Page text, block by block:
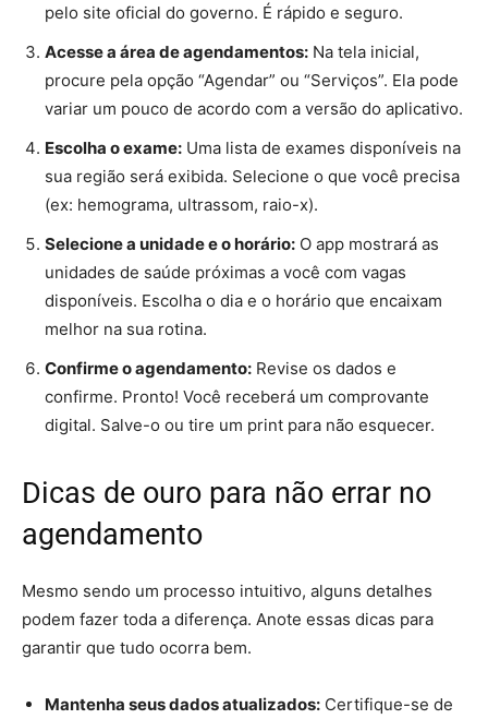
pelo site oficial do governo. É rápido e seguro.
Acesse a área de agendamentos: Na tela inicial,
procure pela opção “Agendar” ou “Serviços”. Ela pode
variar um pouco de acordo com a versão do aplicativo.
Escolha o exame: Uma lista de exames disponíveis na
sua região será exibida. Selecione o que você precisa
(ex: hemograma, ultrassom, raio-x).
Selecione a unidade e o horário: O app mostrará as
unidades de saúde próximas a você com vagas
disponíveis. Escolha o dia e o horário que encaixam
melhor na sua rotina.
Confirme o agendamento: Revise os dados e
confirme. Pronto! Você receberá um comprovante
digital. Salve-o ou tire um print para não esquecer.
Dicas de ouro para não errar no
agendamento
Mesmo sendo um processo intuitivo, alguns detalhes
podem fazer toda a diferença. Anote essas dicas para
garantir que tudo ocorra bem.
Mantenha seus dados atualizados: Certifique-se de